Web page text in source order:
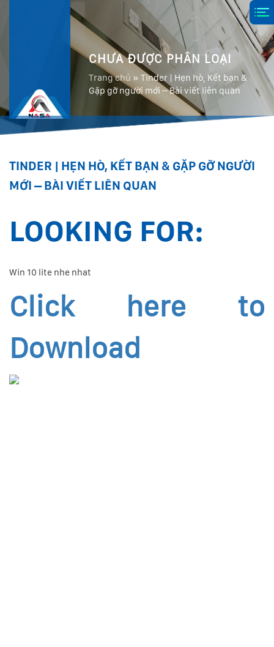
CHƯA ĐƯỢC PHÂN LOẠI
Trang chủ » Tinder | Hẹn hò, Kết bạn &
Gặp gỡ người mới – Bài viết liên quan
TINDER | HẸN HÒ, KẾT BẠN & GẶP GỠ NGƯỜI
MỚI – BÀI VIẾT LIÊN QUAN
LOOKING FOR:
Win 10 lite nhe nhat
Click here to
Download